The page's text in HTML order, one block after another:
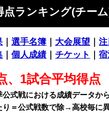
点ランキング(チー
｜選手名簿 大会展望 ｜
｜個人成績｜チケット ｜
、1試合平均得点
式戦における成績データか
＝公式戦数で除→高校毎に